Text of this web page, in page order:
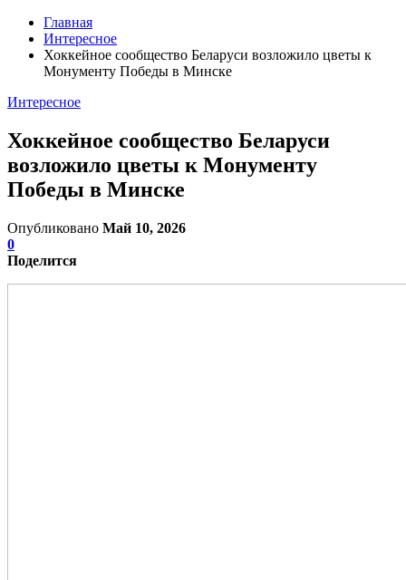
Главная
Интересное
Хоккейное сообщество Беларуси возложило цветы к
Монументу Победы в Минске
Интересное
Хоккейное сообщество Беларуси
возложило цветы к Монументу
Победы в Минске
Опубликовано Май 10, 2026
0
Поделится